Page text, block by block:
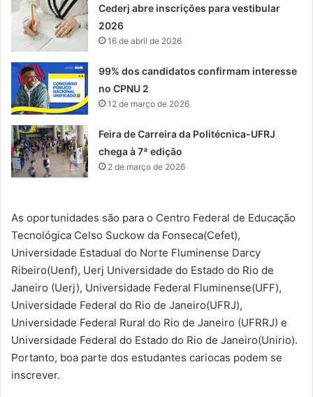
Cederj abre inscrições para vestibular
2026
16 de abril de 2026
99% dos candidatos confirmam interesse
no CPNU 2
12 de março de 2026
Feira de Carreira da Politécnica-UFRJ
chega à 7ª edição
2 de março de 2026
As oportunidades são para o Centro Federal de Educação
Tecnológica Celso Suckow da Fonseca(Cefet),
Universidade Estadual do Norte Fluminense Darcy
Ribeiro(Uenf), Uerj Universidade do Estado do Rio de
Janeiro (Uerj), Universidade Federal Fluminense(UFF),
Universidade Federal do Rio de Janeiro(UFRJ),
Universidade Federal Rural do Rio de Janeiro (UFRRJ) e
Universidade Federal do Estado do Rio de Janeiro(Unirio).
Portanto, boa parte dos estudantes cariocas podem se
inscrever.